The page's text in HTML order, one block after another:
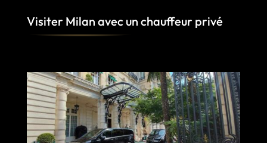
Visiter Milan avec un chauffeur privé